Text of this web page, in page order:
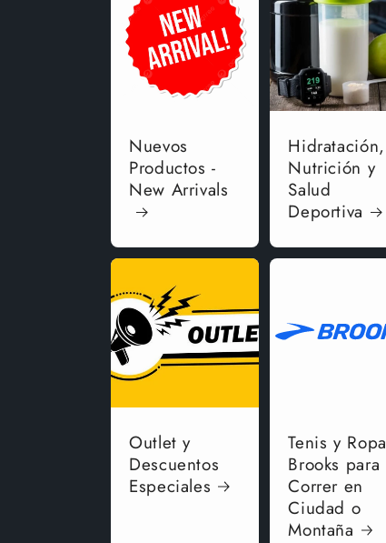
Nuevos
Productos -
New Arrivals
Hidratación,
Nutrición y
Salud
Deportiva
Outlet y
Descuentos
Especiales
Tenis y Ropa
Brooks para
Correr en
Ciudad o
Montaña